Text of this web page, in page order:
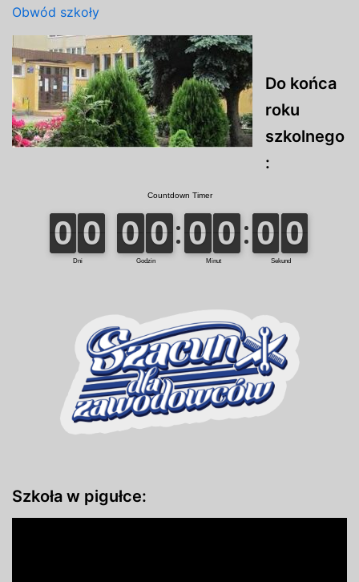
Obwód szkoły
Do końca
roku
szkolnego
:
Szkoła w pigułce: